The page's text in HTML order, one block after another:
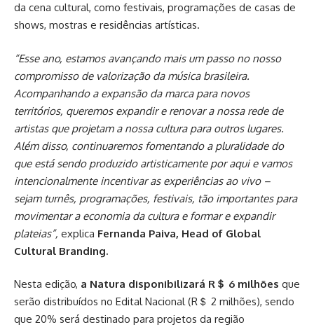
da cena cultural, como festivais, programações de casas de
shows, mostras e residências artísticas.
“Esse ano, estamos avançando mais um passo no nosso
compromisso de valorização da música brasileira.
Acompanhando a expansão da marca para novos
territórios, queremos expandir e renovar a nossa rede de
artistas que projetam a nossa cultura para outros lugares.
Além disso, continuaremos fomentando a pluralidade do
que está sendo produzido artisticamente por aqui e vamos
intencionalmente incentivar as experiências ao vivo –
sejam turnês, programações, festivais, tão importantes para
movimentar a economia da cultura e formar e expandir
plateias”, explica Fernanda Paiva, Head of Global
Cultural Branding.
Nesta edição, a Natura disponibilizará R＄ 6 milhões que
serão distribuídos no Edital Nacional (R＄ 2 milhões), sendo
que 20% será destinado para projetos da região